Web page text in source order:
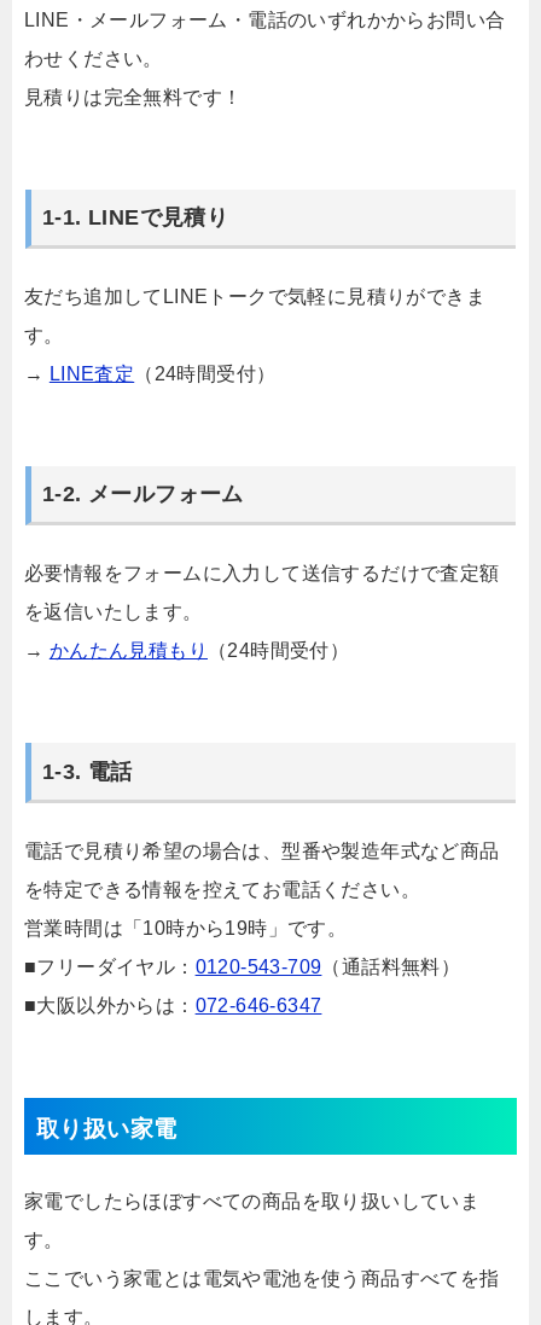
LINE・メールフォーム・電話のいずれかからお問い合
わせください。
見積りは完全無料です！
1-1. LINEで見積り
友だち追加してLINEトークで気軽に見積りができま
す。
→
LINE査定 （24時間受付）
1-2. メールフォーム
必要情報をフォームに入力して送信するだけで査定額
を返信いたします。
→ かんたん見積もり （24時間受付）
1-3. 電話
電話で見積り希望の場合は、型番や製造年式など商品
を特定できる情報を控えてお電話ください。
営業時間は「10時から19時」です。
■フリーダイヤル： 0120-543-709 （通話料無料）
■大阪以外からは： 072-646-6347
取り扱い家電
家電でしたらほぼすべての商品を取り扱いしていま
す。
ここでいう家電とは電気や電池を使う商品すべてを指
します。